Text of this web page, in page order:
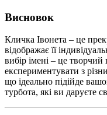
Висновок
Кличка Івонета – це
відображає її
вибір імені – це
експериментувати з
що ідеально підійде
турбота, які ви даруєте